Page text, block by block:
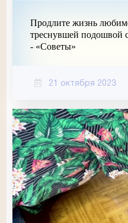
Продлите жизнь
треснувшей подошвой
- «Советы»
21 октября 2023